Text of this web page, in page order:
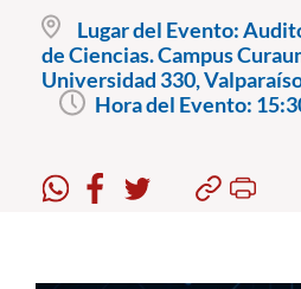
Postgrado
Formación Continua
Académicos
Lugar del Evento:
de Ciencias. Campus
Universidad 330,
Hora del Evento: